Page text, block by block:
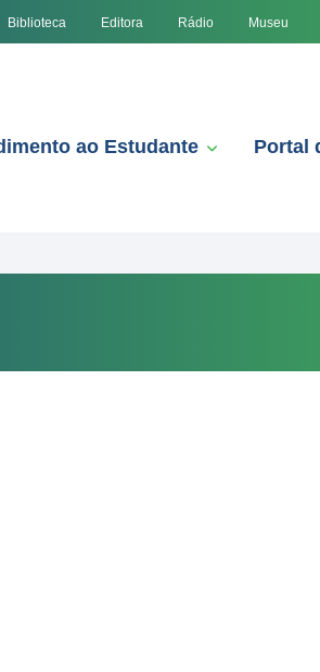
Biblioteca Editora Rádio Museu
ao Estudante Portal